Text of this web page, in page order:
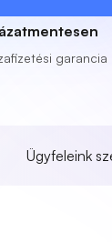
garancia
Ügyfeleink